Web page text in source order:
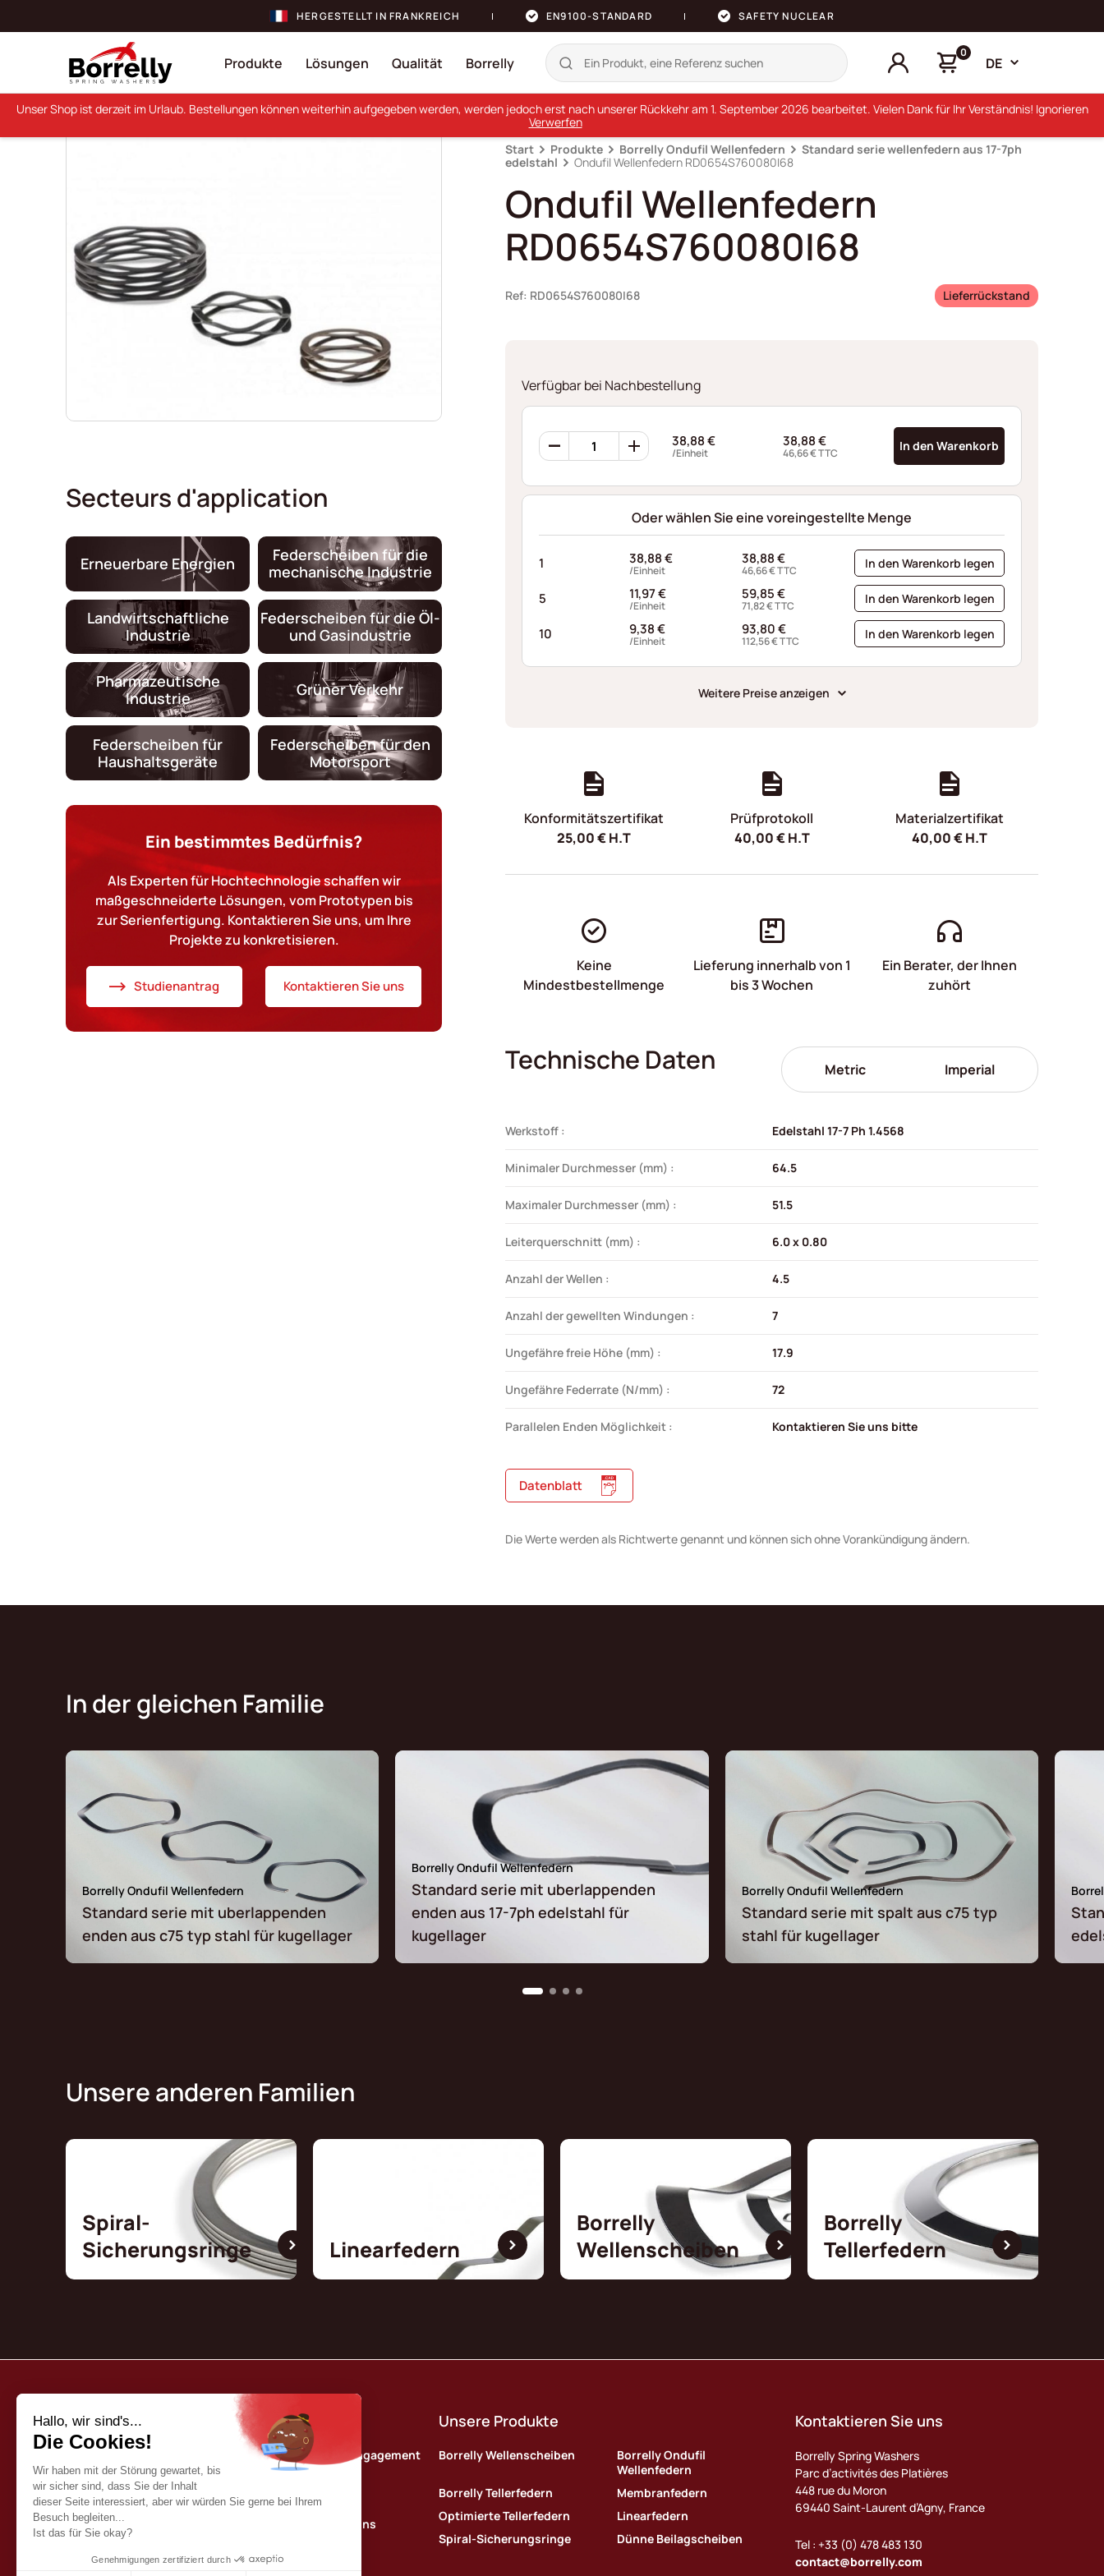
HERGESTELLT IN FRANKREICH EN9100-STANDARD SAFETY NUCLEAR
Produkte Lösungen Qualität Borrelly
0
DE
Secteurs d'application
Erneuerbare Energien
Federscheiben für die
mechanische Industrie
Landwirtschaftliche
Industrie
Federscheiben für die Öl-
und Gasindustrie
Pharmazeutische
Industrie
Grüner Verkehr
Federscheiben für
Haushaltsgeräte
Federscheiben für den
Motorsport
Ein bestimmtes Bedürfnis?
Als Experten für Hochtechnologie schaffen wir
maßgeschneiderte Lösungen, vom Prototypen bis
zur Serienfertigung. Kontaktieren Sie uns, um Ihre
Projekte zu konkretisieren.
Studienantrag Kontaktieren Sie uns
Start Produkte Borrelly Ondufil Wellenfedern
Standard serie wellenfedern aus 17-7ph
edelstahl
Ondufil Wellenfedern RD0654S760080I68
Ondufil Wellenfedern
RD0654S760080I68
Ref: RD0654S760080I68 Lieferrückstand
Verfügbar bei Nachbestellung
Ondufil
Wellenfedern
Menge
38,88€
/Einheit
38,88€
46,66€TTC In den Warenkorb
Oder wählen Sie eine voreingestellte Menge
1 38,88€
/Einheit
38,88€
46,66€TTC In den Warenkorb legen
5 11,97€
/Einheit
59,85€
71,82€TTC In den Warenkorb legen
10 9,38€
/Einheit
93,80€
112,56€TTC In den Warenkorb legen
Weitere Preise anzeigen
Konformitätszertifikat
25,00€H.T
Prüfprotokoll
40,00€H.T
Materialzertifikat
40,00€H.T
Keine
Mindestbestellmenge
Lieferung innerhalb von 1
bis 3 Wochen
Ein Berater, der Ihnen
zuhört
Technische Daten Metric Imperial
Werkstoff : Edelstahl 17-7 Ph 1.4568
Minimaler Durchmesser (mm) : 64.5
Maximaler Durchmesser (mm) : 51.5
Leiterquerschnitt (mm) : 6.0 x 0.80
Anzahl der Wellen : 4.5
Anzahl der gewellten Windungen : 7
Ungefähre freie Höhe (mm) : 17.9
Ungefähre Federrate (N/mm) : 72
Parallelen Enden Möglichkeit : Kontaktieren Sie uns bitte
Datenblatt
Die Werte werden als Richtwerte genannt und können sich ohne Vorankündigung ändern.
In der gleichen Familie
Borrelly Ondufil Wellenfedern
Standard serie mit uberlappenden
enden aus c75 typ stahl für kugellager
Borrelly Ondufil Wellenfedern
Standard serie mit uberlappenden
enden aus 17-7ph edelstahl für
kugellager
Borrelly Ondufil Wellenfedern
Standard serie mit spalt aus c75 typ
stahl für kugellager
Unsere anderen Familien
Spiral-
Sicherungsringe
Linearfedern
Borrelly
Wellenscheiben
Borrelly
Tellerfedern
Deutsch (DE)
Borrelly
Unser Qualitätsengagement
Our katalog
Kontaktieren sie uns
Unsere Produkte
Borrelly Wellenscheiben
Borrelly Ondufil
Wellenfedern
Borrelly Tellerfedern
Membranfedern
Optimierte Tellerfedern
Linearfedern
Spiral-Sicherungsringe
Dünne Beilagscheiben
Kontaktieren Sie uns
Borrelly Spring Washers
Parc d’activités des Platières
448 rue du Moron
69440 Saint-Laurent d’Agny, France
Tel : +33 (0) 478 483 130
contact@borrelly.com
Unser Shop ist derzeit im Urlaub. Bestellungen können weiterhin aufgegeben werden, werden jedoch erst nach unserer Rückkehr am 1. September 2026 bearbeitet. Vielen Dank für Ihr Verständnis! Ignorieren
Verwerfen